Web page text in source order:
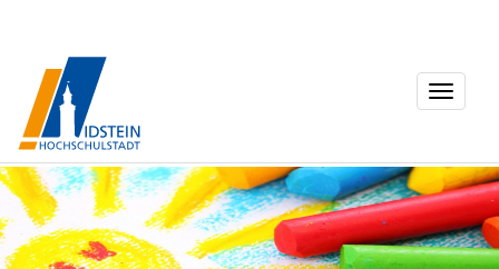
Toggle